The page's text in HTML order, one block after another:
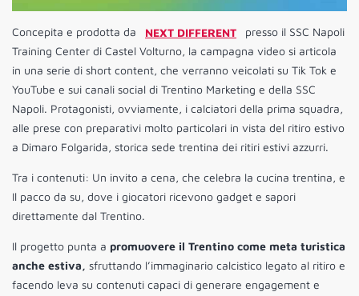
Concepita e prodotta da NEXT DIFFERENT
presso il SSC Napoli
Training Center di Castel Volturno, la campagna video si articola
in una serie di short content, che verranno veicolati su Tik Tok e
YouTube e sui canali social di Trentino Marketing e della SSC
Napoli. Protagonisti, ovviamente, i calciatori della prima squadra,
alle prese con preparativi molto particolari in vista del ritiro estivo
a Dimaro Folgarida, storica sede trentina dei ritiri estivi azzurri.
Tra i contenuti: Un invito a cena, che celebra la cucina trentina, e
Il pacco da su, dove i giocatori ricevono gadget e sapori
direttamente dal Trentino.
Il progetto punta a promuovere il Trentino come meta turistica
anche estiva, sfruttando l’immaginario calcistico legato al ritiro e
facendo leva su contenuti capaci di generare engagement e